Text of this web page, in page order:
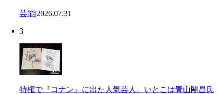
芸能|2026.07.31
3
特権で『コナン』に出た人気芸人、いとこは青山剛昌氏